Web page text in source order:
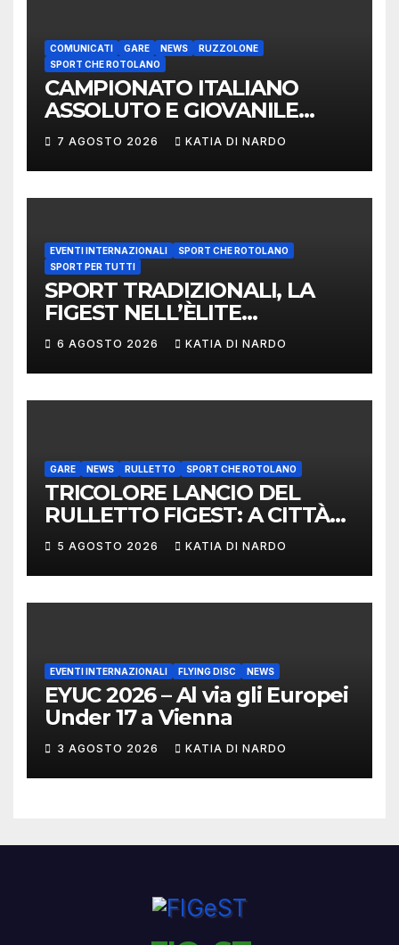
COMUNICATI GARE NEWS
RUZZOLONE
SPORT CHE ROTOLANO
CAMPIONATO ITALIANO
ASSOLUTO E GIOVANILE
LANCIO DEL RUZZOLONE
7 AGOSTO 2026 KATIA DI NARDO
EVENTI INTERNAZIONALI
SPORT CHE ROTOLANO
SPORT PER TUTTI
SPORT TRADIZIONALI, LA
FIGEST NELL’ÈLITE
MONDIALE: LA
DELEGAZIONE ITALIANA
PROTAGONISTA AL
CONVEGNO TAFISA A
6 AGOSTO 2026 KATIA DI NARDO
GARE NEWS RULLETTO SPORT CHE ROTOLANO
TRICOLORE LANCIO DEL
RULLETTO FIGEST: A CITTÀ
DI CASTELLO VINCONO
MARCHIGIANI ED UMBRI
5 AGOSTO 2026 KATIA DI NARDO
EVENTI INTERNAZIONALI FLYING DISC NEWS
EYUC 2026 – Al via gli Europei
Under 17 a Vienna
3 AGOSTO 2026 KATIA DI NARDO